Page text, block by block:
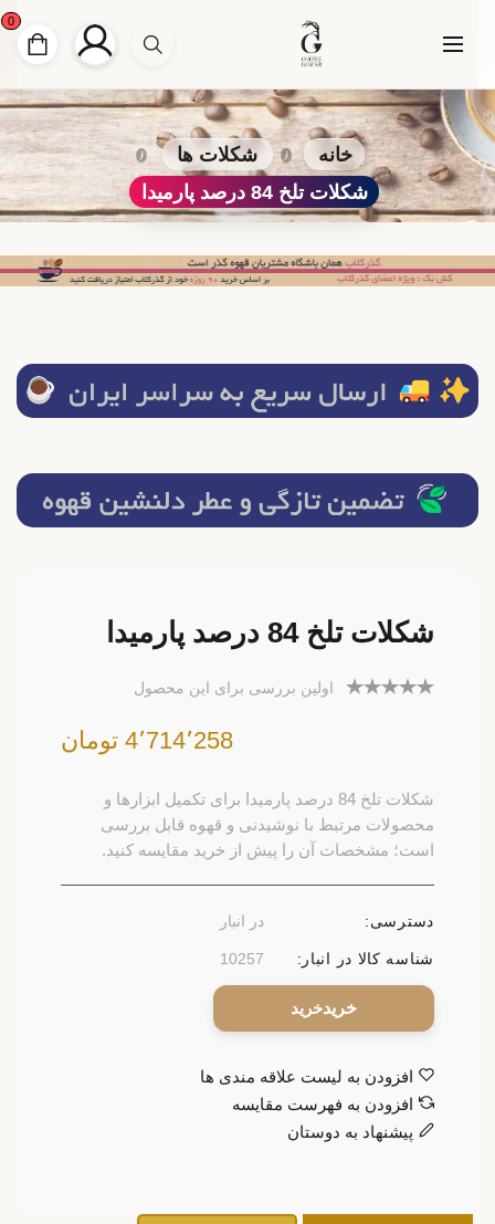
خانه
شکلات ها
شکلات تلخ 84 درصد پارمیدا
شکلات تلخ 84 درصد پارمیدا
اولین بررسی برای این محصول
4٬714٬258 تومان
شکلات تلخ 84 درصد پارمیدا برای تکمیل ابزارها و
محصولات مرتبط با نوشیدنی و قهوه قابل بررسی
است؛ مشخصات آن را پیش از خرید مقایسه کنید.
دسترسی: در انبار
شناسه کالا در انبار: 10257
خرید
افزودن به لیست علاقه مندی ها
افزودن به فهرست مقایسه
پیشنهاد به دوستان